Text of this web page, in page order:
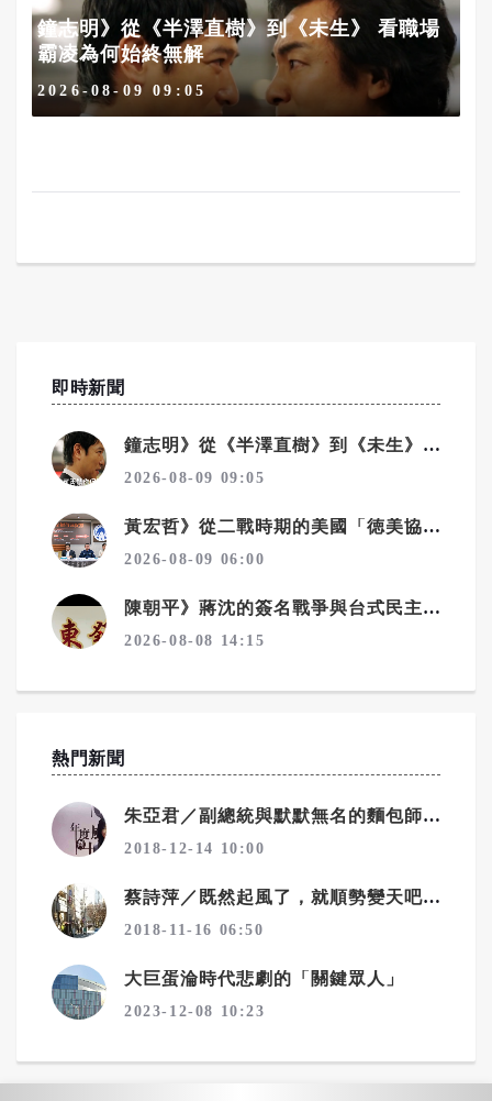
鐘志明》從《半澤直樹》到《未生》 看職場
霸凌為何始終無解
2026-08-09 09:05
即時新聞
鐘志明》從《半澤直樹》到《未生》 看職場霸凌為何始終無解
2026-08-09 09:05
黃宏哲》從二戰時期的美國「徳美協會」看「中華統一促進黨」
2026-08-09 06:00
陳朝平》蔣沈的簽名戰爭與台式民主深沉的悲哀
2026-08-08 14:15
熱門新聞
朱亞君／副總統與默默無名的麵包師傅
2018-12-14 10:00
蔡詩萍／既然起風了，就順勢變天吧！一個勉強算文化人的感觸
2018-11-16 06:50
大巨蛋淪時代悲劇的「關鍵眾人」
2023-12-08 10:23